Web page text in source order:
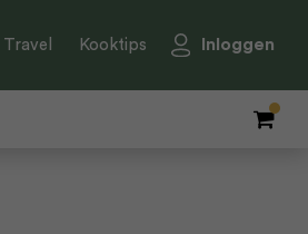
Travel Kooktips Inloggen